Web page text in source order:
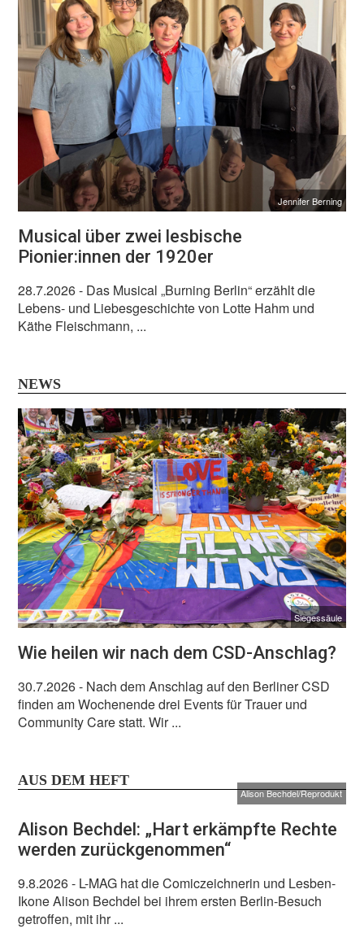
Jennifer Berning
Musical über zwei lesbische
Pionier:innen der 1920er
28.7.2026- Das Musical „Burning Berlin“ erzählt die
Lebens- und Liebesgeschichte von Lotte Hahm und
Käthe Fleischmann, ...
NEWS
Siegessäule
Wie heilen wir nach dem CSD-Anschlag?
30.7.2026- Nach dem Anschlag auf den Berliner CSD
finden am Wochenende drei Events für Trauer und
Community Care statt. Wir ...
AUS DEM HEFT
Alison Bechdel/Reprodukt
Alison Bechdel: „Hart erkämpfte Rechte
werden zurückgenommen“
9.8.2026- L-MAG hat die Comiczeichnerin und Lesben-
Ikone Alison Bechdel bei ihrem ersten Berlin-Besuch
getroffen, mit ihr ...